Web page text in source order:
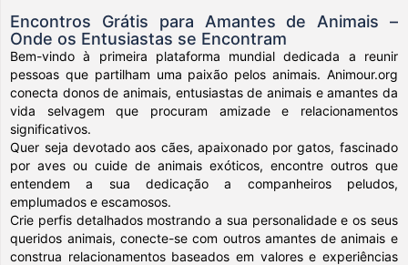
Encontros Grátis para Amantes de Animais –
Onde os Entusiastas se Encontram
Bem-vindo à primeira plataforma mundial dedicada a reunir
pessoas que partilham uma paixão pelos animais. Animour.org
conecta donos de animais, entusiastas de animais e amantes da
vida selvagem que procuram amizade e relacionamentos
significativos.
Quer seja devotado aos cães, apaixonado por gatos, fascinado
por aves ou cuide de animais exóticos, encontre outros que
entendem a sua dedicação a companheiros peludos,
emplumados e escamosos.
Crie perfis detalhados mostrando a sua personalidade e os seus
queridos animais, conecte-se com outros amantes de animais e
construa relacionamentos baseados em valores e experiências